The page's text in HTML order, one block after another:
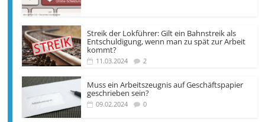
Streik der Lokführer: Gilt ein Bahnstreik als
Entschuldigung, wenn man zu spät zur Arbeit
kommt?
11.03.2024 2
Muss ein Arbeitszeugnis auf Geschäftspapier
geschrieben sein?
09.02.2024 0